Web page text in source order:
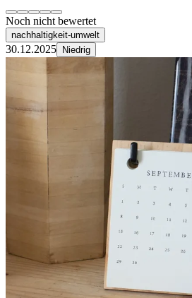
Noch nicht bewertet
nachhaltigkeit-umwelt
30.12.2025 Niedrig